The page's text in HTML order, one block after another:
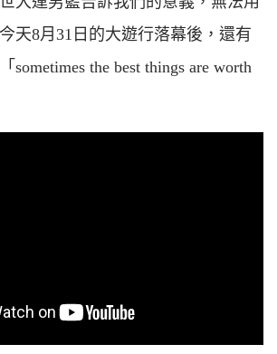
天8月31日的大遊行落幕後，還有
sometimes the best things are worth